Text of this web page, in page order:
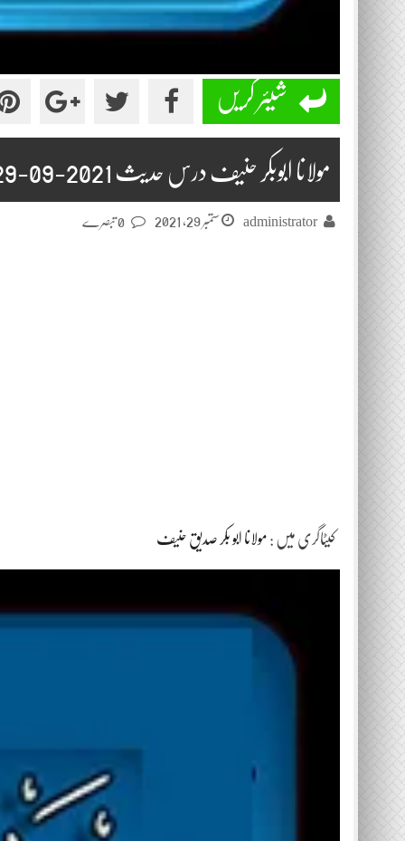
شیئر کریں
مولانا ابوبکر حنیف درس حدیث 2021-09-29
administrator ستمبر 29, 2021
کیٹاگری میں : مولانا ابو بکر صدیق حنیف